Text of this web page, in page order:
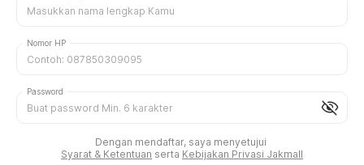
Nomor HP
visibility_off
Password
Dengan mendaftar, saya menyetujui
Syarat & Ketentuan serta Kebijakan Privasi Jakmall